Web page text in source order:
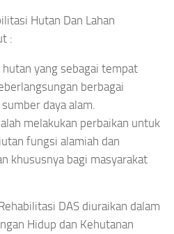
Hutan Dan Lahan
:
yang sebagai tempat
berbagai
daya alam.
melakukan perbaikan untuk
fungsi alamiah dan
khususnya bagi masyarakat
DAS diuraikan dalam
Hidup dan Kehutanan